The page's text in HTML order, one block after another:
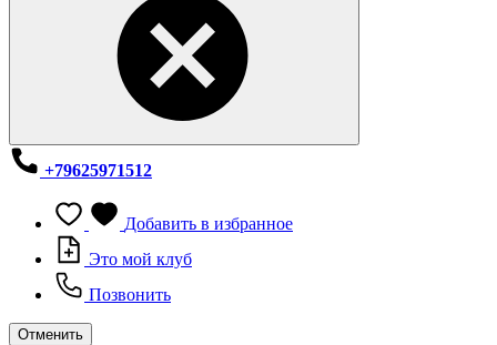
+79625971512
Добавить в избранное
Это мой клуб
Позвонить
Отменить